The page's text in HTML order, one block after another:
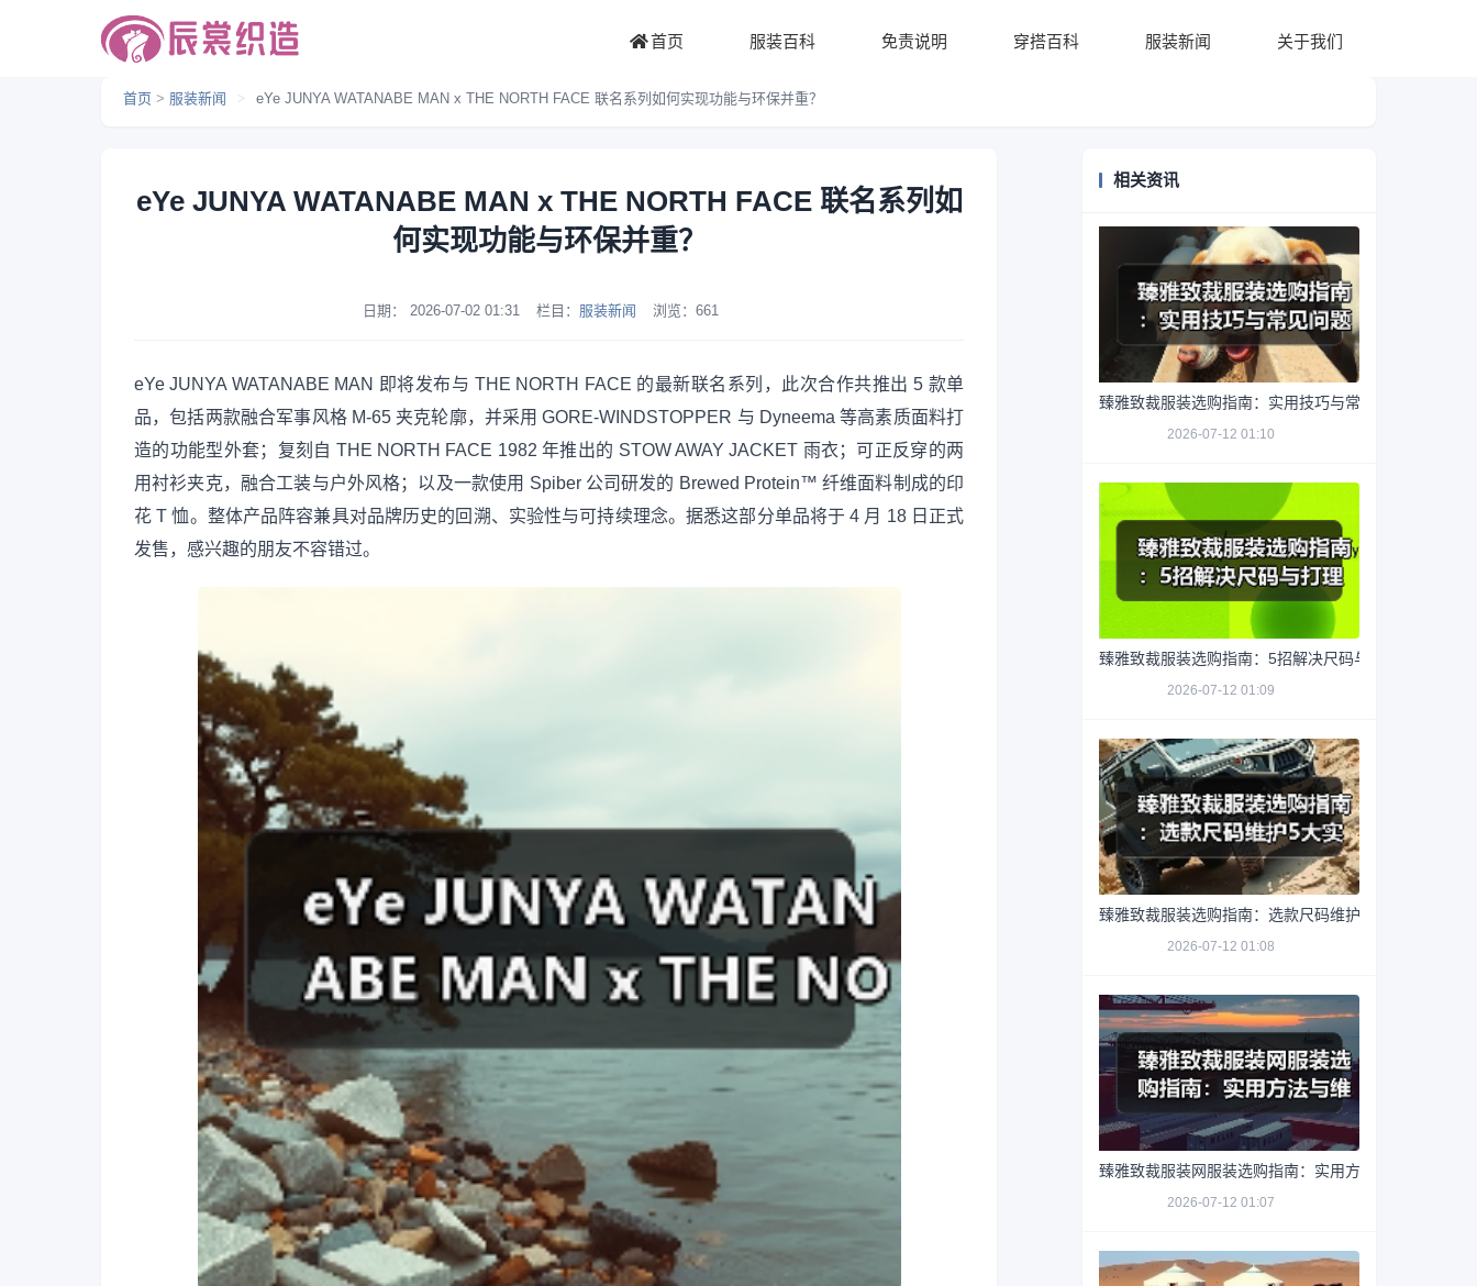
首页 服装百科 免责说明 穿搭百科 服装新闻 关于我们
首页 > 服装新闻 > eYe JUNYA WATANABE MAN x THE NORTH FACE 联名系列如何实现功能与环保并重？
eYe JUNYA WATANABE MAN x THE NORTH FACE 联名系列如
何实现功能与环保并重？
日期： 2026-07-02 01:31 栏目： 服装新闻 浏览： 661
eYe JUNYA WATANABE MAN 即将发布与 THE NORTH FACE 的最新联名系列，此次合作共推出 5 款单
品，包括两款融合军事风格 M-65 夹克轮廓，并采用 GORE-WINDSTOPPER 与 Dyneema 等高素质面料打
造的功能型外套；复刻自 THE NORTH FACE 1982 年推出的 STOW AWAY JACKET 雨衣；可正反穿的两
用衬衫夹克，融合工装与户外风格；以及一款使用 Spiber 公司研发的 Brewed Protein™ 纤维面料制成的印
花 T 恤。整体产品阵容兼具对品牌历史的回溯、实验性与可持续理念。据悉这部分单品将于 4 月 18 日正式
发售，感兴趣的朋友不容错过。
相关资讯
臻雅致裁服装选购指南：实用技巧与常见问题解析
2026-07-12 01:10
臻雅致裁服装选购指南：5招解决尺码与打理难题
2026-07-12 01:09
臻雅致裁服装选购指南：选款尺码维护5大实用方法
2026-07-12 01:08
臻雅致裁服装网服装选购指南：实用方法与维护技巧
2026-07-12 01:07